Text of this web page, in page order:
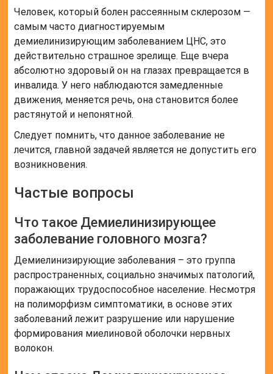
Человек, который болен рассеянным склерозом —
самым часто диагностируемым
демиелинизирующим заболеванием ЦНС, это
действительно страшное зрелище. Еще вчера
абсолютно здоровый он на глазах превращается в
инвалида. У него наблюдаются замедленные
движения, меняется речь, она становится более
растянутой и непонятной.
Следует помнить, что данное заболевание не
лечится, главной задачей является не допустить его
возникновения.
Частые вопросы
Что такое Демиелинизирующее
заболевание головного мозга?
Демиелинизирующие заболевания – это группа
распространенных, социально значимых патологий,
поражающих трудоспособное население. Несмотря
на полиморфизм симптоматики, в основе этих
заболеваний лежит разрушение или нарушение
формирования миелиновой оболочки нервных
волокон.